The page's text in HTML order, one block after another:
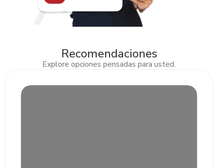
Recomendaciones
Explore opciones pensadas para usted.